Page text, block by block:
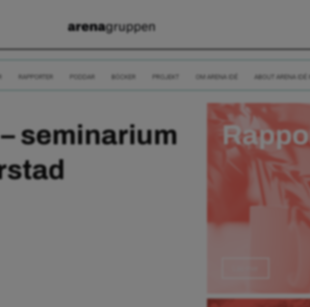
RAPPORTER BÖCKER PROJEKT OM ARENA IDÉ ABOUT ARENA IDÉ
seminarium